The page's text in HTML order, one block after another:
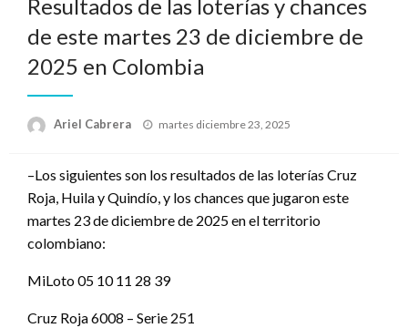
Resultados de las loterías y chances
de este martes 23 de diciembre de
2025 en Colombia
Ariel Cabrera
Publicado
martes diciembre 23, 2025
–Los siguientes son los resultados de las loterías Cruz
Roja, Huila y Quindío, y los chances que jugaron este
martes 23 de diciembre de 2025 en el territorio
colombiano:
MiLoto 05 10 11 28 39
Cruz Roja 6008 – Serie 251